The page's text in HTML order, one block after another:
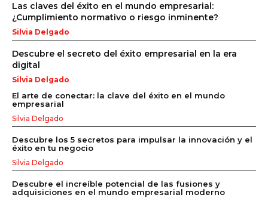
Las claves del éxito en el mundo empresarial:
¿Cumplimiento normativo o riesgo inminente?
Silvia Delgado
Descubre el secreto del éxito empresarial en la era
digital
Silvia Delgado
El arte de conectar: la clave del éxito en el mundo
empresarial
Silvia Delgado
Descubre los 5 secretos para impulsar la innovación y el
éxito en tu negocio
Silvia Delgado
Descubre el increíble potencial de las fusiones y
adquisiciones en el mundo empresarial moderno